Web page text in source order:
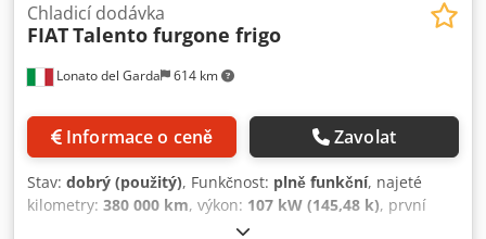
Lonato del Garda 614 km
Chladicí dodávka
FIATTalento furgone frigo
Informace o ceně Zavolat
Stav: dobrý (použitý), Funkčnost: plně funkční, najeté
kilometry: 380 000 km, výkon: 107 kW (145,48 k), první
, typ paliva: